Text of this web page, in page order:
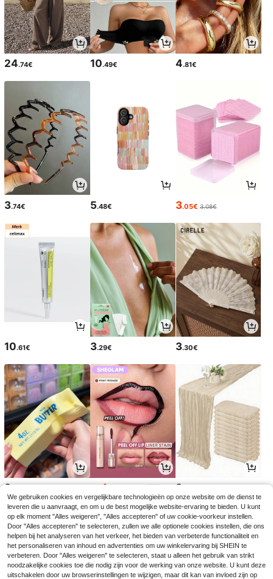
24.74€ 10.49€ 4.81€
3.74€ 5.48€ 3.05€ 3.08€
10.61€ 3.29€ 3.30€
3 4 3
We gebruiken cookies en vergelijkbare technologieën op onze website om de dienst te
leveren die u aanvraagt, en om u de best mogelijke website-ervaring te bieden. U kunt
op elk moment "Alles weigeren", "Alles accepteren" of uw cookie-voorkeur instellen.
Door "Alles accepteren" te selecteren, zullen we alle optionele cookies instellen, die ons
helpen bij het analyseren van het verkeer, het bieden van verbeterde functionaliteit en
het personaliseren van inhoud en advertenties om uw winkelervaring bij SHEIN te
verbeteren. Door "Alles weigeren" te selecteren, staat u alleen het gebruik van strikt
noodzakelijke cookies toe die nodig zijn voor de werking van onze website. U kunt deze
uitschakelen door uw browserinstellingen te wijzigen, maar dit kan van invloed zijn op